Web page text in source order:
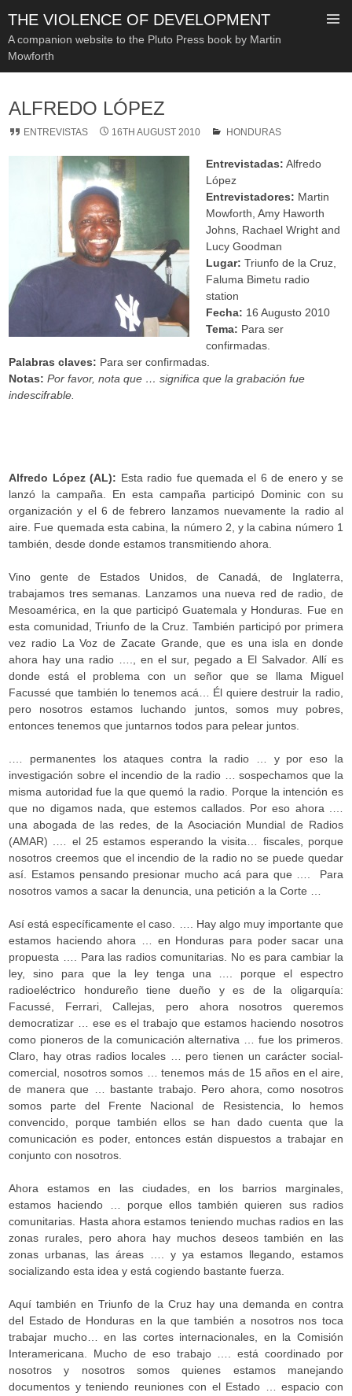
THE VIOLENCE OF DEVELOPMENT
A companion website to the Pluto Press book by Martin
Mowforth
CONTENT
ALFREDO LÓPEZ
ENTREVISTAS 16TH AUGUST 2010 HONDURAS
Entrevistadas: Alfredo
López
Entrevistadores: Martin
Mowforth, Amy Haworth
Johns, Rachael Wright and
Lucy Goodman
Lugar: Triunfo de la Cruz,
Faluma Bimetu radio
station
Fecha: 16 Augusto 2010
Tema: Para ser
confirmadas.
Palabras claves: Para ser confirmadas.
Notas:Por favor, nota que … significa que la grabación fue
indescifrable.
Alfredo López (AL): Esta radio fue quemada el 6 de enero y se
lanzó la campaña. En esta campaña participó Dominic con su
organización y el 6 de febrero lanzamos nuevamente la radio al
aire. Fue quemada esta cabina, la número 2, y la cabina número 1
también, desde donde estamos transmitiendo ahora.
Vino gente de Estados Unidos, de Canadá, de Inglaterra,
trabajamos tres semanas. Lanzamos una nueva red de radio, de
Mesoamérica, en la que participó Guatemala y Honduras. Fue en
esta comunidad, Triunfo de la Cruz. También participó por primera
vez radio La Voz de Zacate Grande, que es una isla en donde
ahora hay una radio …., en el sur, pegado a El Salvador. Allí es
donde está el problema con un señor que se llama Miguel
Facussé que también lo tenemos acá… Él quiere destruir la radio,
pero nosotros estamos luchando juntos, somos muy pobres,
entonces tenemos que juntarnos todos para pelear juntos.
.… permanentes los ataques contra la radio … y por eso la
investigación sobre el incendio de la radio … sospechamos que la
misma autoridad fue la que quemó la radio. Porque la intención es
que no digamos nada, que estemos callados. Por eso ahora .…
una abogada de las redes, de la Asociación Mundial de Radios
(AMAR) .… el 25 estamos esperando la visita… fiscales, porque
nosotros creemos que el incendio de la radio no se puede quedar
así. Estamos pensando presionar mucho acá para que …. Para
nosotros vamos a sacar la denuncia, una petición a la Corte …
Así está específicamente el caso. …. Hay algo muy importante que
estamos haciendo ahora … en Honduras para poder sacar una
propuesta …. Para las radios comunitarias. No es para cambiar la
ley, sino para que la ley tenga una …. porque el espectro
radioeléctrico hondureño tiene dueño y es de la oligarquía:
Facussé, Ferrari, Callejas, pero ahora nosotros queremos
democratizar … ese es el trabajo que estamos haciendo nosotros
como pioneros de la comunicación alternativa … fue los primeros.
Claro, hay otras radios locales … pero tienen un carácter social-
comercial, nosotros somos … tenemos más de 15 años en el aire,
de manera que … bastante trabajo. Pero ahora, como nosotros
somos parte del Frente Nacional de Resistencia, lo hemos
convencido, porque también ellos se han dado cuenta que la
comunicación es poder, entonces están dispuestos a trabajar en
conjunto con nosotros.
Ahora estamos en las ciudades, en los barrios marginales,
estamos haciendo … porque ellos también quieren sus radios
comunitarias. Hasta ahora estamos teniendo muchas radios en las
zonas rurales, pero ahora hay muchos deseos también en las
zonas urbanas, las áreas …. y ya estamos llegando, estamos
socializando esta idea y está cogiendo bastante fuerza.
Aquí también en Triunfo de la Cruz hay una demanda en contra
del Estado de Honduras en la que también a nosotros nos toca
trabajar mucho… en las cortes internacionales, en la Comisión
Interamericana. Mucho de eso trabajo …. está coordinado por
nosotros y nosotros somos quienes estamos manejando
documentos y teniendo reuniones con el Estado … espacio con